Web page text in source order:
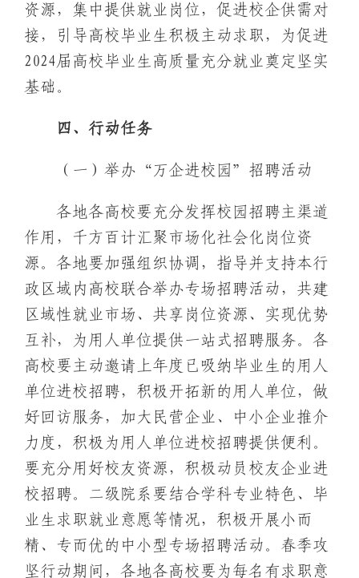
资源，集中提供就业岗位，促进校企供需对
接，引导高校毕业生积极主动求职，为促进
2024届高校毕业生高质量充分就业奠定坚实
基础。
四、行动任务
（一）举办“万企进校园”招聘活动
各地各高校要充分发挥校园招聘主渠道
作用，千方百计汇聚市场化社会化岗位资
源。各地要加强组织协调，指导并支持本行
政区域内高校联合举办专场招聘活动，共建
区域性就业市场、共享岗位资源、实现优势
互补，为用人单位提供一站式招聘服务。各
高校要主动邀请上年度已吸纳毕业生的用人
单位进校招聘，积极开拓新的用人单位，做
好回访服务，加大民营企业、中小企业推介
力度，积极为用人单位进校招聘提供便利。
要充分用好校友资源，积极动员校友企业进
校招聘。二级院系要结合学科专业特色、毕
业生求职就业意愿等情况，积极开展小而
精、专而优的中小型专场招聘活动。春季攻
坚行动期间，各地各高校要为每名有求职意